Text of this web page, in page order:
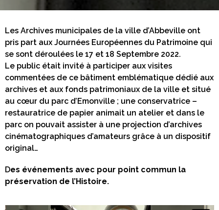
Les Archives municipales de la ville d’Abbeville ont
pris part aux Journées Européennes du Patrimoine qui
se sont déroulées le 17 et 18 Septembre 2022.
Le public était invité à participer aux visites
commentées de ce bâtiment emblématique dédié aux
archives et aux fonds patrimoniaux de la ville et situé
au cœur du parc d’Emonville ; une conservatrice –
restauratrice de papier animait un atelier et dans le
parc on pouvait assister à une projection d’archives
cinématographiques d’amateurs grâce à un dispositif
original…
Des événements avec pour point commun la
préservation de l’Histoire.